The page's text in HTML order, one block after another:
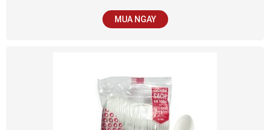
MUA NGAY